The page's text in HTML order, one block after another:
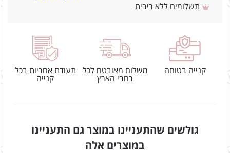
תשלומים ללא ריבית
קנייה בטוחה
משלוח מאובטח לכל
רחבי הארץ
תעודת אחריות בכל
קנייה
גולשים שהתעניינו במוצר גם התעניינו
במוצרים אלה